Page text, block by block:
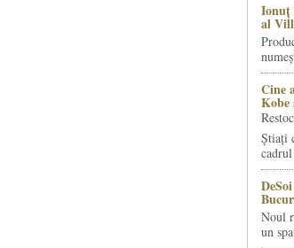
Ionuț
al
Cine
Kobe
Știați
Noul
un